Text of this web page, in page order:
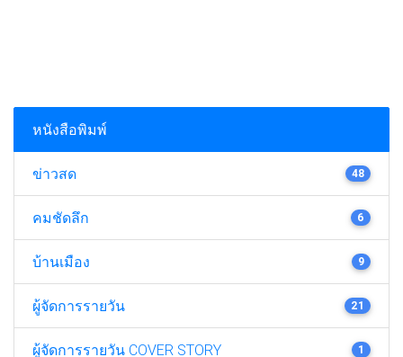
หนังสือพิมพ์
ข่าวสด 48
คมชัดลึก 6
บ้านเมือง 9
ผู้จัดการรายวัน 21
ผู้จัดการรายวัน COVER STORY 1